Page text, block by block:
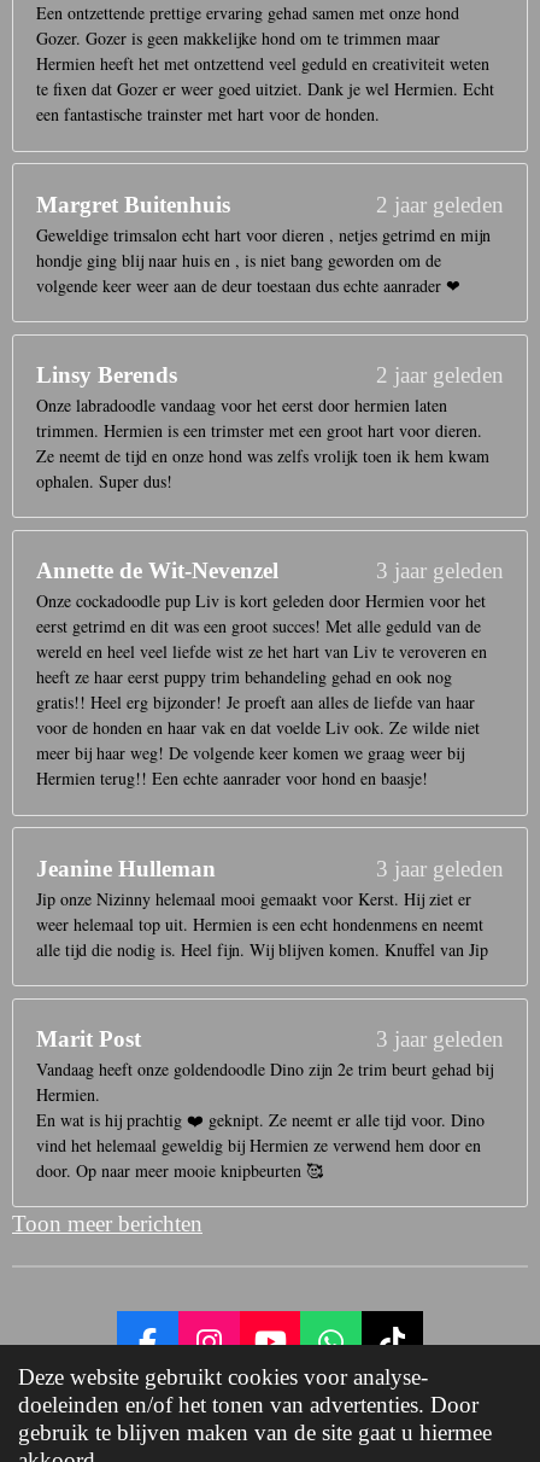
Deze website gebruikt cookies voor analyse-
doeleinden en/of het tonen van advertenties. Door
gebruik te blijven maken van de site gaat u hiermee
Een ontzettende prettige ervaring gehad samen met onze hond
Gozer. Gozer is geen makkelijke hond om te trimmen maar
Hermien heeft het met ontzettend veel geduld en creativiteit weten
te fixen dat Gozer er weer goed uitziet. Dank je wel Hermien. Echt
een fantastische trainster met hart voor de honden.
Margret Buitenhuis 2 jaar geleden
Geweldige trimsalon echt hart voor dieren , netjes getrimd en mijn
hondje ging blij naar huis en , is niet bang geworden om de
volgende keer weer aan de deur toestaan dus echte aanrader ❤
Linsy Berends 2 jaar geleden
Onze labradoodle vandaag voor het eerst door hermien laten
trimmen. Hermien is een trimster met een groot hart voor dieren.
Ze neemt de tijd en onze hond was zelfs vrolijk toen ik hem kwam
ophalen. Super dus!
Annette de Wit-Nevenzel 3 jaar geleden
Onze cockadoodle pup Liv is kort geleden door Hermien voor het
eerst getrimd en dit was een groot succes! Met alle geduld van de
wereld en heel veel liefde wist ze het hart van Liv te veroveren en
heeft ze haar eerst puppy trim behandeling gehad en ook nog
gratis!! Heel erg bijzonder! Je proeft aan alles de liefde van haar
voor de honden en haar vak en dat voelde Liv ook. Ze wilde niet
meer bij haar weg! De volgende keer komen we graag weer bij
Hermien terug!! Een echte aanrader voor hond en baasje!
Jeanine Hulleman 3 jaar geleden
Jip onze Nizinny helemaal mooi gemaakt voor Kerst. Hij ziet er
weer helemaal top uit. Hermien is een echt hondenmens en neemt
alle tijd die nodig is. Heel fijn. Wij blijven komen. Knuffel van Jip
Marit Post 3 jaar geleden
Vandaag heeft onze goldendoodle Dino zijn 2e trim beurt gehad bij
Hermien.
En wat is hij prachtig ❤️ geknipt. Ze neemt er alle tijd voor. Dino
vind het helemaal geweldig bij Hermien ze verwend hem door en
door. Op naar meer mooie knipbeurten 🥰
Toon meer berichten
a
c
e
n
s
t
o
u
T
h
a
t
i
k
T
© 2022 - 2023www.creadog.nl
Powered by JouwWeb